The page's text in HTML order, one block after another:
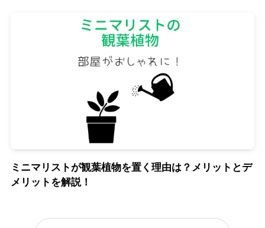
ミニマリストが観葉植物を置く理由は？メリットとデ
メリットを解説！